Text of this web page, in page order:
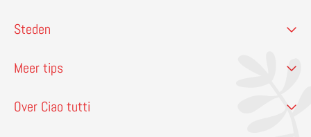
Steden
Meer tips
Over Ciao tutti